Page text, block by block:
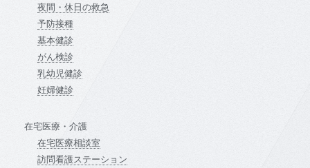
夜間・休日の救急
予防接種
基本健診
がん検診
乳幼児健診
妊婦健診
在宅医療・介護
在宅医療相談室
訪問看護ステーション